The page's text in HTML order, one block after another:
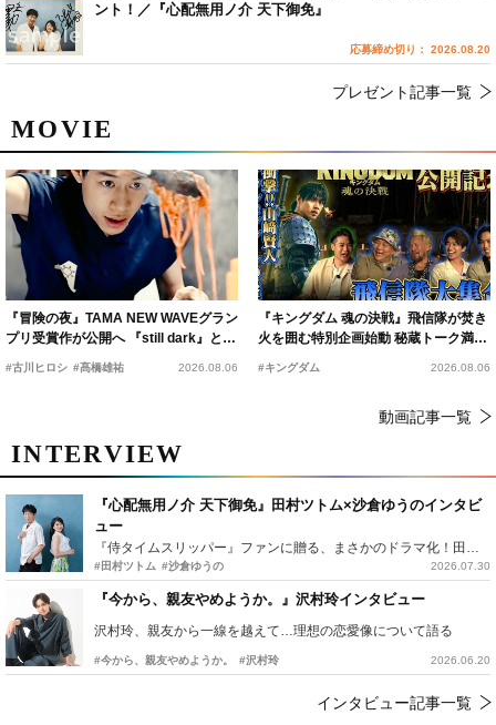
MOVIE
『冒険の夜』TAMA NEW WAVEグラン
プリ受賞作が公開へ 『still dark』と同
時上映決定
#古川ヒロシ #髙橋雄祐 2026.08.06
『キングダム 魂の決戦』飛信隊が焚き
火を囲む特別企画始動 秘蔵トーク満載
の“キングダムキャンプ”開催
#キングダム 2026.08.06
動画記事一覧
INTERVIEW
『心配無用ノ介 天下御免』田村ツトム×沙倉ゆうのインタビ
ュー
#田村ツトム #沙倉ゆうの 2026.07.30
『今から、親友やめようか。』沢村玲インタビュー
沢村玲、親友から一線を越えて…理想の恋愛像について語る
#今から、親友やめようか。 #沢村玲 2026.06.20
インタビュー記事一覧
ント！／『心配無用ノ介 天下御免』
応募締め切り： 2026.08.20
プレゼント記事一覧